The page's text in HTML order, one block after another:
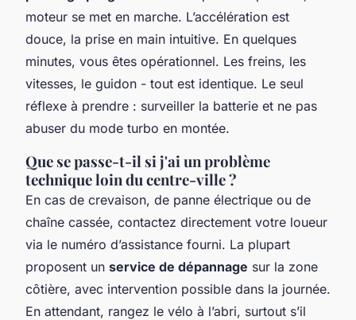
moteur se met en marche. L’accélération est
douce, la prise en main intuitive. En quelques
minutes, vous êtes opérationnel. Les freins, les
vitesses, le guidon - tout est identique. Le seul
réflexe à prendre : surveiller la batterie et ne pas
abuser du mode turbo en montée.
Que se passe-t-il si j'ai un problème
technique loin du centre-ville ?
En cas de crevaison, de panne électrique ou de
chaîne cassée, contactez directement votre loueur
via le numéro d’assistance fourni. La plupart
proposent un service de dépannage sur la zone
côtière, avec intervention possible dans la journée.
En attendant, rangez le vélo à l’abri, surtout s’il